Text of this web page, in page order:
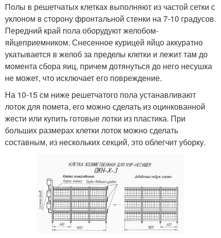
Полы в решетчатых клетках выполняют из частой сетки с
уклоном в сторону фронтальной стенки на 7-10 градусов.
Передний край пола оборудуют желобом-
яйцеприемником. Снесенное курицей яйцо аккуратно
укатывается в желоб за пределы клетки и лежит там до
момента сбора яиц, причем дотянуться до него несушка
не может, что исключает его повреждение.
На 10-15 см ниже решетчатого пола устанавливают
лоток для помета, его можно сделать из оцинкованной
жести или купить готовые лотки из пластика. При
больших размерах клетки лоток можно сделать
составным, из нескольких секций, это облегчит уборку.